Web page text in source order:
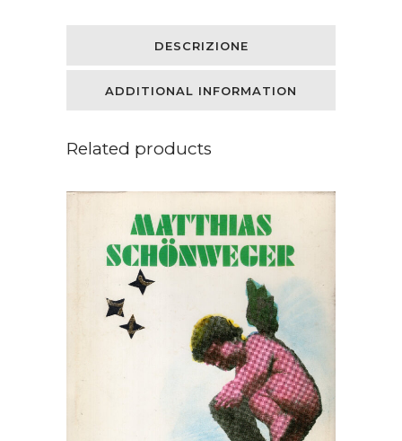
DESCRIZIONE
ADDITIONAL INFORMATION
Related products